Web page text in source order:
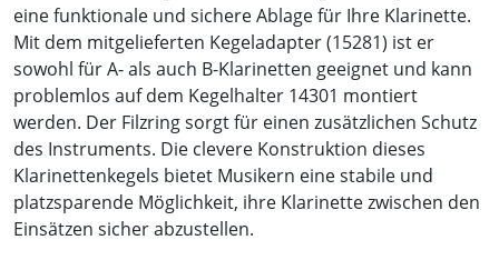
eine funktionale und sichere Ablage für Ihre Klarinette.
Mit dem mitgelieferten Kegeladapter (15281) ist er
sowohl für A- als auch B-Klarinetten geeignet und kann
problemlos auf dem Kegelhalter 14301 montiert
werden. Der Filzring sorgt für einen zusätzlichen Schutz
des Instruments. Die clevere Konstruktion dieses
Klarinettenkegels bietet Musikern eine stabile und
platzsparende Möglichkeit, ihre Klarinette zwischen den
Einsätzen sicher abzustellen.